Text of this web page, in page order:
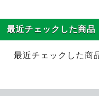
最近チェックした商品
最近チェックした商